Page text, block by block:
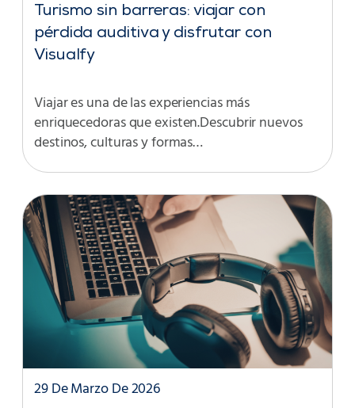
Turismo sin barreras: viajar con
pérdida auditiva y disfrutar con
Visualfy
Viajar es una de las experiencias más
enriquecedoras que existen.Descubrir nuevos
destinos, culturas y formas…
29 De Marzo De 2026